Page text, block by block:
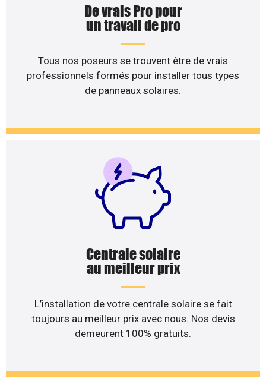
De vrais Pro pour
un travail de pro
Tous nos poseurs se trouvent être de vrais
professionnels formés pour installer tous types
de panneaux solaires.
Centrale solaire
au meilleur prix
L’installation de votre centrale solaire se fait
toujours au meilleur prix avec nous. Nos devis
demeurent 100% gratuits.